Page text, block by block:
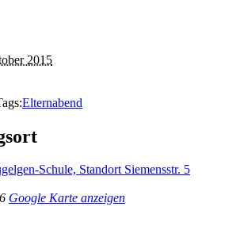
2015
Elternabend
Schule, Standort Siemensstr. 5
Google Karte anzeigen